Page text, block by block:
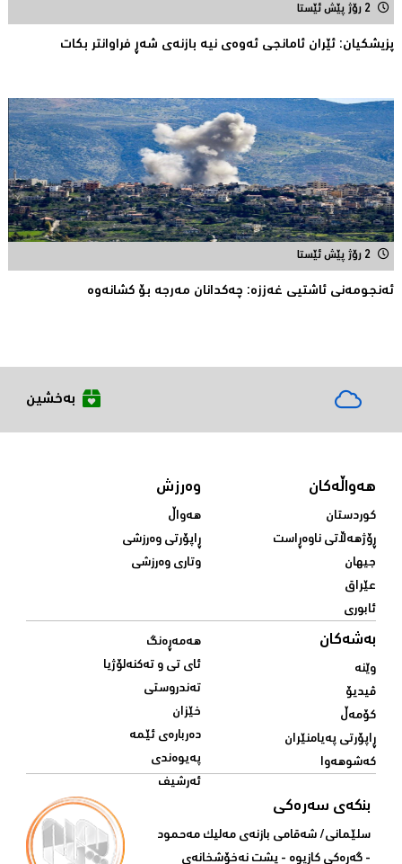
2 رۆژ پێش ئێستا
پزیشكیان: ئێران ئامانجی ئه‌وه‌ی نیه‌ بازنه‌ی شه‌ڕ فراوانتر بكات
2 رۆژ پێش ئێستا
ئەنجومەنى ئاشتیی غەززە: چەکدانان مەرجە بۆ کشانەوە
بەخشین
هەواڵەکان
کوردستان
ڕۆژهەڵاتی ناوەڕاست
جیهان
عێراق
ئابوری
وەرزش
هەواڵ
ڕاپۆرتی وەرزشی
وتاری وەرزشی
بەشەکان
وێنە
ڤیدیۆ
کۆمەڵ
ڕاپۆرتی پەیامنێران
کەشوهەوا
هەمەڕەنگ
ئای تی و تەکنەلۆژیا
تەندروستی
خێزان
دەربارەی ئێمە
پەیوەندی
ئەرشیف
بنکەی سەرەکی
سلێمانی/ شه‌قامی بازنه‌ی مه‌لیک مه‌حمود
- گه‌ڕه‌کی کازیوه‌ - پشت نه‌خۆشخانه‌ی‌